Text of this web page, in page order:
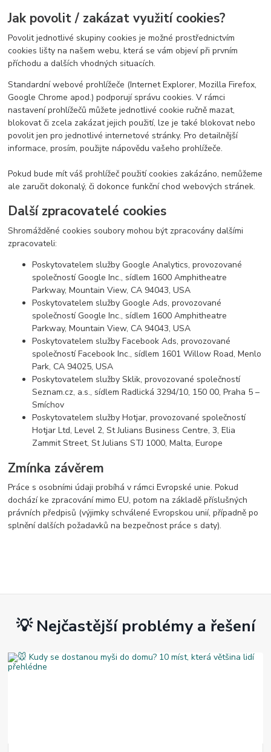
Jak povolit / zakázat využití cookies?
Povolit jednotlivé skupiny cookies je možné prostřednictvím
cookies lišty na našem webu, která se vám objeví při prvním
příchodu a dalších vhodných situacích.
Standardní webové prohlížeče (Internet Explorer, Mozilla Firefox,
Google Chrome apod.) podporují správu cookies. V rámci
nastavení prohlížečů můžete jednotlivé cookie ručně mazat,
blokovat či zcela zakázat jejich použití, lze je také blokovat nebo
povolit jen pro jednotlivé internetové stránky. Pro detailnější
informace, prosím, použijte nápovědu vašeho prohlížeče.
Pokud bude mít váš prohlížeč použití cookies zakázáno, nemůžeme
ale zaručit dokonalý, či dokonce funkční chod webových stránek.
Další zpracovatelé cookies
Shromážděné cookies soubory mohou být zpracovány dalšími
zpracovateli:
Poskytovatelem služby Google Analytics, provozované
společností Google Inc., sídlem 1600 Amphitheatre
Parkway, Mountain View, CA 94043, USA
Poskytovatelem služby Google Ads, provozované
společností Google Inc., sídlem 1600 Amphitheatre
Parkway, Mountain View, CA 94043, USA
Poskytovatelem služby Facebook Ads, provozované
společností Facebook Inc., sídlem 1601 Willow Road, Menlo
Park, CA 94025, USA
Poskytovatelem služby Sklik, provozované společností
Seznam.cz, a.s., sídlem Radlická 3294/10, 150 00, Praha 5 –
Smíchov
Poskytovatelem služby Hotjar, provozované společností
Hotjar Ltd, Level 2, St Julians Business Centre, 3, Elia
Zammit Street, St Julians STJ 1000, Malta, Europe
Zmínka závěrem
Práce s osobními údaji probíhá v rámci Evropské unie. Pokud
dochází ke zpracování mimo EU, potom na základě příslušných
právních předpisů (výjimky schválené Evropskou unií, případně po
splnění dalších požadavků na bezpečnost práce s daty).
💡 Nejčastější problémy a řešení